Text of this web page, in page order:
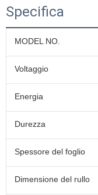
Specifica
MODEL NO.
Voltaggio
Energia
Durezza
Spessore del foglio
Dimensione del rullo